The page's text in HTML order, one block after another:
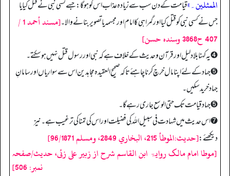
الممثلین۔»قیامت کے دن سب سے زیادہ عذاب اس کو ہوگا: جسے کسی نبی نے قتل کیا یا
جس نے کسی نبی کو قتل کیا اور گمراہی کا امام اور مجسمہ یا تصویر بنانے والا۔
[مسند أحمد 1 /
407 ح3868 وسنده حسن]
➍ یہ کہنا بلا دلیل اور قرآن وحدیث کے خلاف ہے کہ نبی اور رسول قتل نہیں ہوسکتے۔
➎ جہاد کے لئے اپنا مال خرچ کرنا چاہئے تاکہ صحیح العقیدہ مجاہدین اس سے سواریاں اور سامانِ
جہاد خرید سکیں۔
➎ جہاد قیامت تک حتی الوسع جاری رہے گا۔
➐ اس حدیث میں شہادت فی سبیل اللہ کی فضیلت اور اس کی تمنا کی ترغیب ہے۔ نیز
دیکھئے:[حديث:الموطأ 215، البخاري 2849، ومسلم 96/1871]
[موطا امام مالک روایۃ ابن القاسم شرح از زبیر علی زئی، حدیث/صفحہ
نمبر: 506]